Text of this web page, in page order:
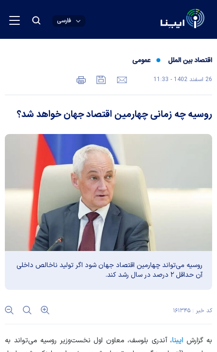
فارسی
اقتصاد بین الملل عمومی
26 اسفند 1402 - 11:33
روسیه چه زمانی چهارمین اقتصاد جهان خواهد شد؟
روسیه می‌تواند چهارمین اقتصاد جهان شود اگر تولید ناخالص داخلی
آن حداقل ۲ درصد در سال رشد کند.
کد خبر : ۱۶۱۳۴۵
به گزارش ایبنا، آندری بلوسف، معاون اول نخست‌وزیر روسیه می‌تواند به